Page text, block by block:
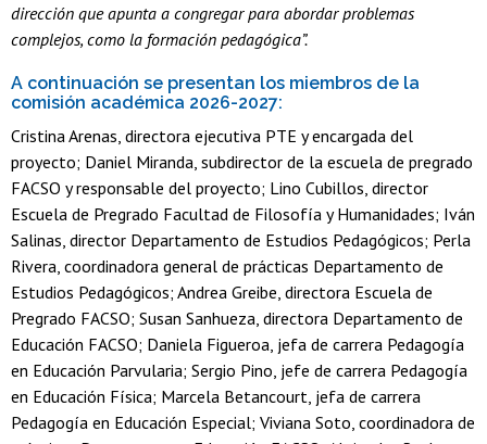
dirección que apunta a congregar para abordar problemas
complejos, como la formación pedagógica”.
A continuación se presentan los miembros de la
comisión académica 2026-2027:
Cristina Arenas, directora ejecutiva PTE y encargada del
proyecto; Daniel Miranda, subdirector de la escuela de pregrado
FACSO y responsable del proyecto; Lino Cubillos, director
Escuela de Pregrado Facultad de Filosofía y Humanidades; Iván
Salinas, director Departamento de Estudios Pedagógicos; Perla
Rivera, coordinadora general de prácticas Departamento de
Estudios Pedagógicos; Andrea Greibe, directora Escuela de
Pregrado FACSO; Susan Sanhueza, directora Departamento de
Educación FACSO; Daniela Figueroa, jefa de carrera Pedagogía
en Educación Parvularia; Sergio Pino, jefe de carrera Pedagogía
en Educación Física; Marcela Betancourt, jefa de carrera
Pedagogía en Educación Especial; Viviana Soto, coordinadora de